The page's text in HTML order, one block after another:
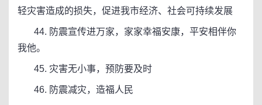
轻灾害造成的损失，促进我市经济、社会可持续发展
44. 防震宣传进万家，家家幸福安康，平安相伴你
我他。
45. 灾害无小事，预防要及时
46. 防震减灾，造福人民